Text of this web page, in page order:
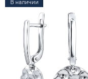
В наличии